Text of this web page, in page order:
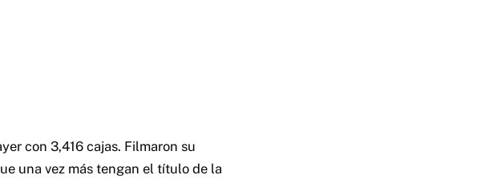
con 3,416 cajas. Filmaron su
una vez más tengan el título de la